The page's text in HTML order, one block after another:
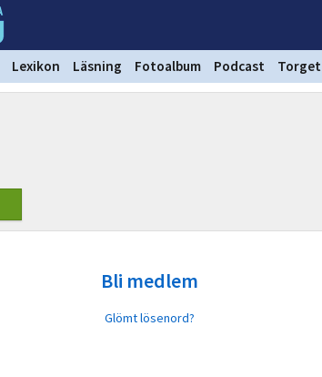
Lexikon Läsning Fotoalbum Podcast Torget
Bli medlem
Glömt lösenord?